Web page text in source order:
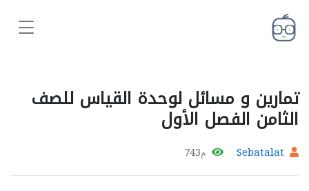
تمارين و مسائل لوحدة القياس للصف
الثامن الفصل الأول
Sebatalat م743